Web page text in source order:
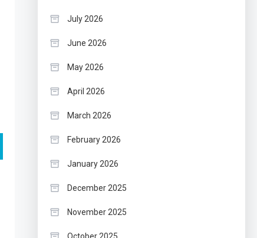
July 2026
June 2026
May 2026
April 2026
March 2026
February 2026
January 2026
December 2025
November 2025